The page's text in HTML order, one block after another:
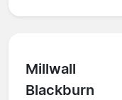
Millwall
Blackburn